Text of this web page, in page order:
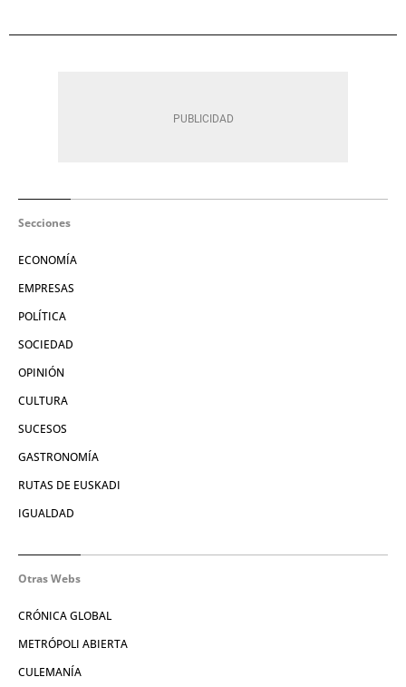
Secciones
ECONOMÍA
EMPRESAS
POLÍTICA
SOCIEDAD
OPINIÓN
CULTURA
SUCESOS
GASTRONOMÍA
RUTAS DE EUSKADI
IGUALDAD
Otras Webs
CRÓNICA GLOBAL
METRÓPOLI ABIERTA
CULEMANÍA